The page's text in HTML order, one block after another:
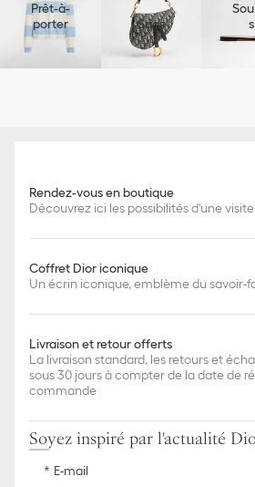
Prêt-à-
porter
Sacs
s
Rendez-vous en boutique
Découvrez ici les possibilités d'une
Coffret Dior iconique
Un écrin iconique, emblème du savoir-
Livraison et retour offerts
La livraison standard, les retours et
sous 30 jours à compter de la date de
commande
Soyez inspiré par l'actualité
E-mail